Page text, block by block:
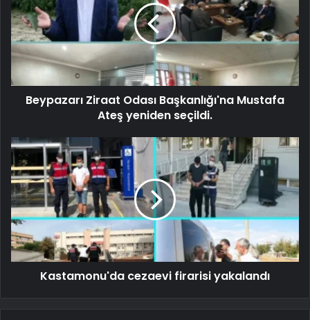
Beypazarı Ziraat Odası Başkanlığı'na Mustafa
Ateş yeniden seçildi.
Kastamonu'da cezaevi firarisi yakalandı